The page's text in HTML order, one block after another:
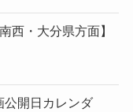
西・大分県方面】
公開日カレンダ